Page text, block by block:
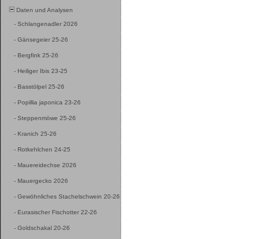
Daten und Analysen
- Schlangenadler 2026
- Gänsegeier 25-26
- Bergfink 25-26
- Heiliger Ibis 23-25
- Basstölpel 25-26
- Popillia japonica 23-26
- Steppenmöwe 25-26
- Kranich 25-26
- Rotkehlchen 24-25
- Mauereidechse 2026
- Mauergecko 2026
- Gewöhnliches Stachelschwein 20-26
- Eurasischer Fischotter 22-26
- Goldschakal 20-26